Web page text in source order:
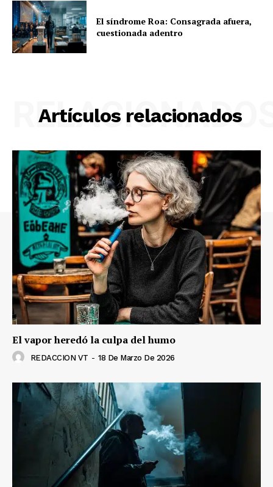
El síndrome Roa: Consagrada afuera,
cuestionada adentro
Artículos relacionados
El vapor heredó la culpa del humo
REDACCION VT - 18 De Marzo De 2026